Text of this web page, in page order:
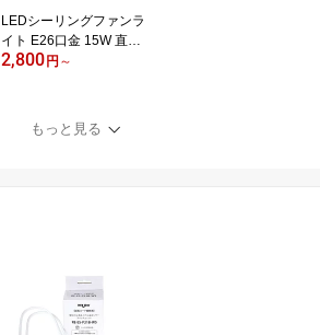
LEDシーリングファンラ
イト E26口金 15W 直径5
0cm リモコン付き 広範
2,800円 ～
もっと見る